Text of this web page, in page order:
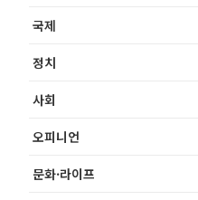
국제
정치
사회
오피니언
문화·라이프